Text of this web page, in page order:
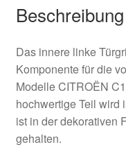
Beschreibung
Das innere linke
Komponente für die
Modelle CITROËN
hochwertige Teil wird
ist in der dekorativen
gehalten.